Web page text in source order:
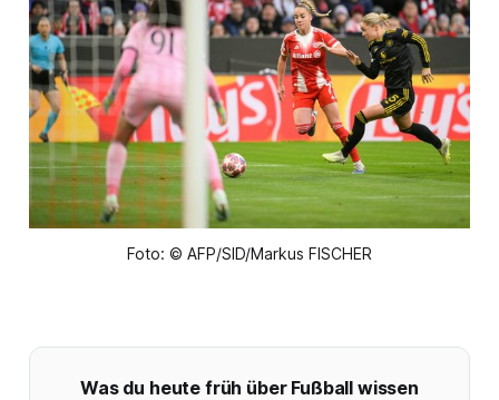
Foto: © AFP/SID/Markus FISCHER
Was du heute früh über Fußball wissen